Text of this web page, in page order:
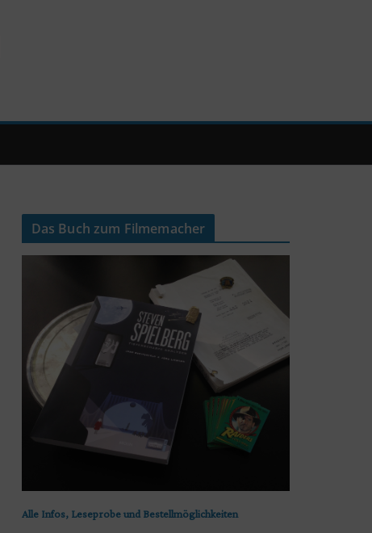
Das Buch zum Filmemacher
Alle Infos, Leseprobe und Bestellmöglichkeiten